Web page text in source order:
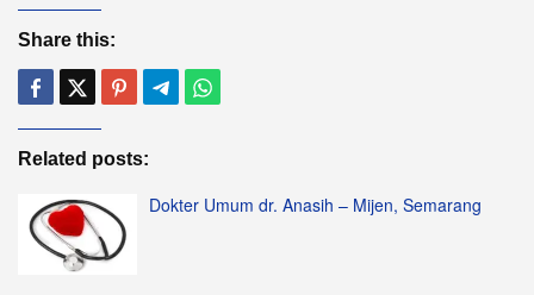
Share this:
Related posts:
Dokter Umum dr. Anasih – Mijen, Semarang